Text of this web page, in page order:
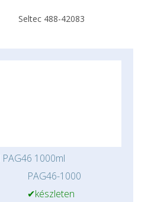
Seltec 488-42083
1000ml
PAG46-1000
✔készleten